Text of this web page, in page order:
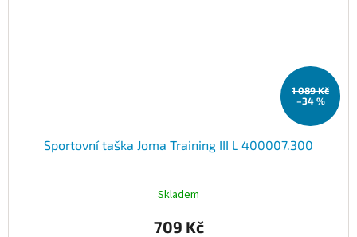
1 089 Kč
–34 %
Sportovní taška Joma Training III L 400007.300
Skladem
709 Kč